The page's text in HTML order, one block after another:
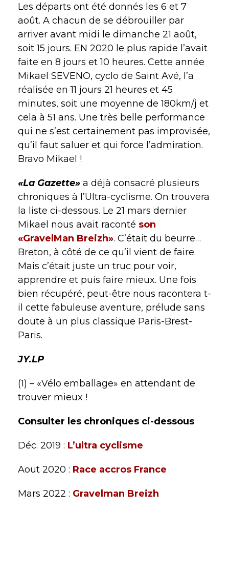
Les départs ont été donnés les 6 et 7
août. A chacun de se débrouiller par
arriver avant midi le dimanche 21 août,
soit 15 jours. EN 2020 le plus rapide l’avait
faite en 8 jours et 10 heures. Cette année
Mikael SEVENO, cyclo de Saint Avé, l’a
réalisée en 11 jours 21 heures et 45
minutes, soit une moyenne de 180km/j et
cela à 51 ans. Une très belle performance
qui ne s’est certainement pas improvisée,
qu’il faut saluer et qui force l’admiration.
Bravo Mikael !
«La Gazette» a déjà consacré plusieurs
chroniques à l’Ultra-cyclisme. On trouvera
la liste ci-dessous. Le 21 mars dernier
Mikael nous avait raconté son
«GravelMan Breizh». C’était du beurre…
Breton, à côté de ce qu’il vient de faire.
Mais c’était juste un truc pour voir,
apprendre et puis faire mieux. Une fois
bien récupéré, peut-être nous racontera t-
il cette fabuleuse aventure, prélude sans
doute à un plus classique Paris-Brest-
Paris.
JY.LP
(1) – «Vélo emballage» en attendant de
trouver mieux !
Consulter les chroniques ci-dessous
Déc. 2019 : L’ultra cyclisme
Aout 2020 : Race accros France
Mars 2022 : Gravelman Breizh